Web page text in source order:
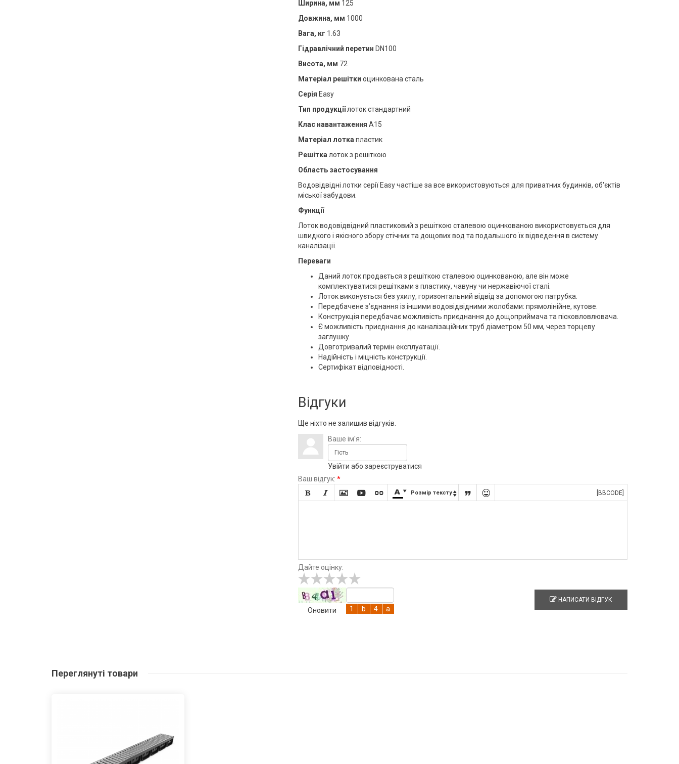
Ширина, мм 125
Довжина, мм 1000
Вага, кг 1.63
Гідравлічний перетин DN100
Висота, мм 72
Матеріал решітки оцинкована сталь
Серія Easy
Тип продукціїлоток стандартний
Клас навантаження А15
Матеріал лотка пластик
Решітка лоток з решіткою
Область застосування
Водовідвідні лотки серії Easy частіше за все використовуються для приватних будинків, об'єктів
міської забудови.
Функції
Лоток водовідвідний пластиковий з решіткою сталевою оцинкованою використовується для
швидкого і якісного збору стічних та дощових вод та подальшого їх відведення в систему
каналізації.
Переваги
Даний лоток продається з решіткою сталевою оцинкованою, але він може
комплектуватися решітками з пластику, чавуну чи нержавіючої сталі.
Лоток виконується без ухилу, горизонтальний відвід за допомогою патрубка.
Передбачене з’єднання із іншими водовідвідними жолобами: прямолінійне, кутове.
Конструкція передбачає можливість приєднання до дощоприймача та пісковловлювача.
Є можливість приєднання до каналізаційних труб діаметром 50 мм, через торцеву
заглушку.
Довготривалий термін експлуатації.
Надійність і міцність конструкції.
Сертифікат відповідності.
Відгуки
Ще ніхто не залишив відгуків.
Ваше ім'я:
Увійти або зареєструватися
Ваш відгук: *
       Розмір тексту   [BBCODE]
Дайте оцінку:
Оновити
НАПИСАТИ ВІДГУК
Переглянуті товари